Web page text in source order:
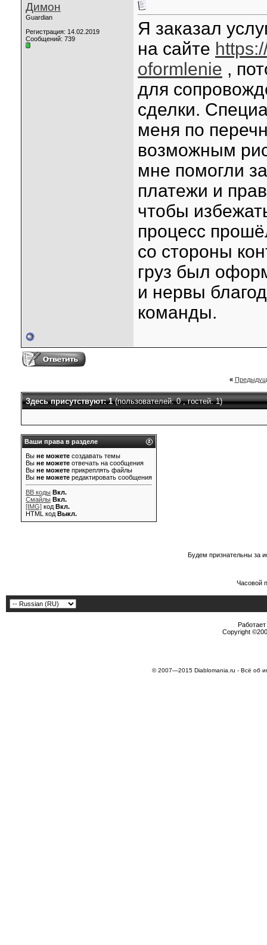
Димон
Guardian
Регистрация: 14.02.2019
Сообщений: 739
Я заказал
на сайте
oformlenie ,
для
сделки.
меня по
возможным
мне помогли
платежи и
чтобы
процесс
со стороны
груз был
и нервы
команды.
«
Здесь присутствуют: 1(пользователей: 0 , гостей: 1)
Ваши права в разделе
Вы не можете создавать темы
Вы не можете отвечать на сообщения
Вы не можете прикреплять файлы
Вы не можете редактировать сообщения
BB коды Вкл.
Смайлы Вкл.
[IMG] код Вкл.
HTML код Выкл.
Будем признательны за
Часовой
Copyright
© 2007—2015 Diablomania.ru - Всё об